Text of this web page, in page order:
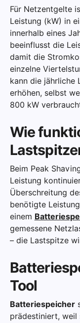
Für Netzentgelte
Leistung (kW) in
innerhalb eines
beeinflusst die
damit die
einzelne
kann die jährliche
erhöhen, selbst
800 kW
Wie
Beim Peak
Leistung
Überschreitung
benötigte
einem
gemessene
– die Lastspitze
Tool
Batteriespeicher
prädestiniert, weil